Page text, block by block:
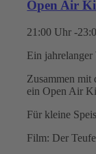
Open Air
21:00 Uhr -
Ein
Zusammen mit
ein Open Air
Für kleine
Film: Der